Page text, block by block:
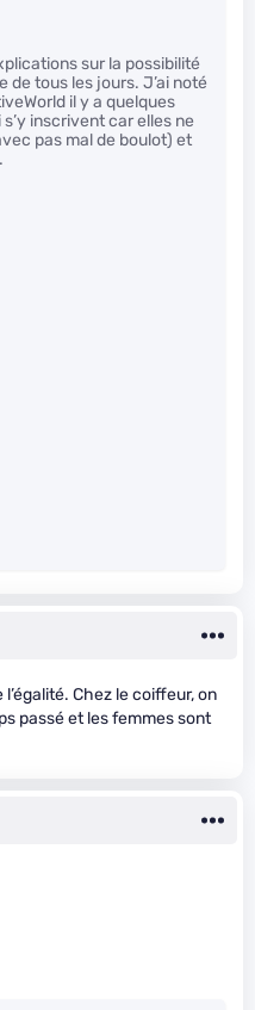
sur la possibilité
de tous les jours. J’ai noté
il y a quelques
inscrivent car elles ne
pas mal de boulot) et
Chez le coiffeur, on
passé et les femmes sont